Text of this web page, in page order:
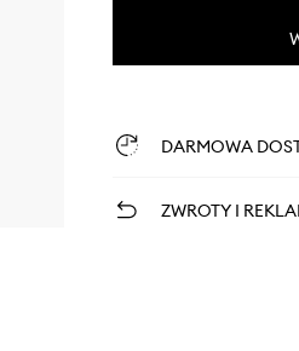
DARMOWA
ZWROTY I